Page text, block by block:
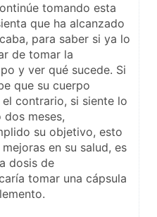
tomando esta
que ha alcanzado
para saber si ya lo
de tomar la
y ver qué sucede. Si
que su cuerpo
contrario, si siente lo
dos meses,
su objetivo, esto
en su salud, es
dosis de
tomar una cápsula